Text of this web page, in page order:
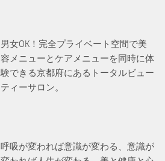
男女OK！完全プライベート空間で美
容メニューとケアメニューを同時に体
験できる京都府にあるトータルビュー
ティーサロン。
呼吸が変われば意識が変わる、意識が